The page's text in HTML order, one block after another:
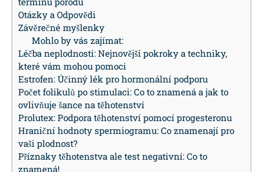
Otázky a Odpovědi
Závěrečné myšlenky
Mohlo by vás zajímat:
Léčba neplodnosti: Nejnovější pokroky a techniky,
které vám mohou pomoci
Estrofen: Účinný lék pro hormonální podporu
Počet folikulů po stimulaci: Co to znamená a jak to
ovlivňuje šance na těhotenství
Prolutex: Podpora těhotenství pomocí progesteronu
Hraniční hodnoty spermiogramu: Co znamenají pro
vaši plodnost?
Příznaky těhotenstva ale test negativní: Co to
znamená!